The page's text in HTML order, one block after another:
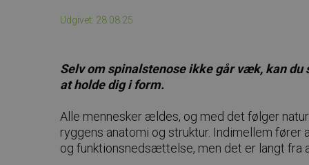
Udgivet: 28.08.25
Selv om spinalstenose ikke går væk, kan du
at holde dig i form.
Alle mennesker ældes, og med det følger
ryggens anatomi og struktur. Indimellem
og funktionsnedsættelse, men det er langt fra